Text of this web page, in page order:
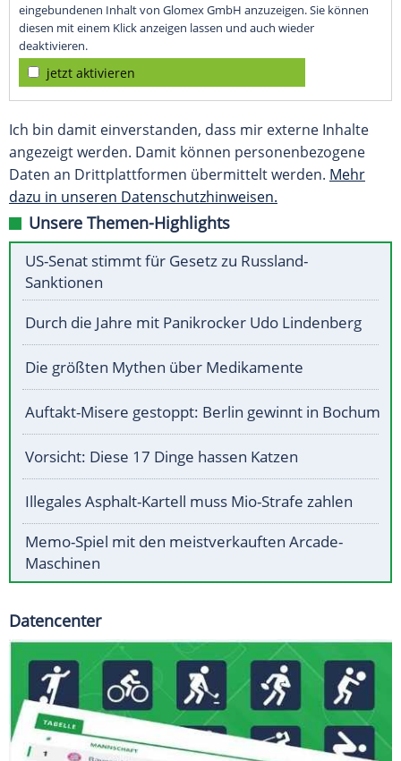
eingebundenen Inhalt von Glomex GmbH anzuzeigen. Sie können
diesen mit einem Klick anzeigen lassen und auch wieder
deaktivieren.
jetzt aktivieren
Ich bin damit einverstanden, dass mir externe Inhalte
angezeigt werden. Damit können personenbezogene
Daten an Drittplattformen übermittelt werden. Mehr
dazu in unseren Datenschutzhinweisen.
Unsere Themen-Highlights
US-Senat stimmt für Gesetz zu Russland-
Sanktionen
Durch die Jahre mit Panikrocker Udo Lindenberg
Die größten Mythen über Medikamente
Auftakt-Misere gestoppt: Berlin gewinnt in Bochum
Vorsicht: Diese 17 Dinge hassen Katzen
Illegales Asphalt-Kartell muss Mio-Strafe zahlen
Memo-Spiel mit den meistverkauften Arcade-
Maschinen
Datencenter